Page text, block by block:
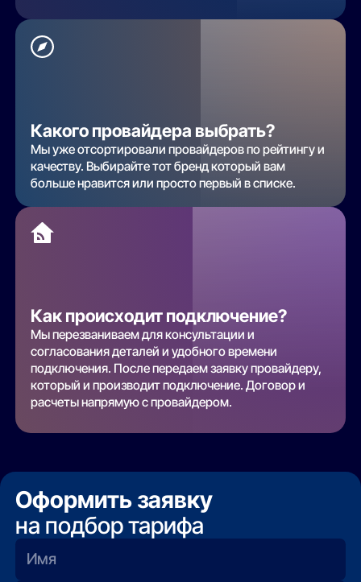
Какого провайдера выбрать?
Мы уже отсортировали провайдеров по рейтингу и
качеству. Выбирайте тот бренд который вам
больше нравится или просто первый в списке.
Как происходит подключение?
Мы перезваниваем для консультации и
согласования деталей и удобного времени
подключения. После передаем заявку провайдеру,
который и производит подключение. Договор и
расчеты напрямую с провайдером.
Оформить заявку
на подбор тарифа